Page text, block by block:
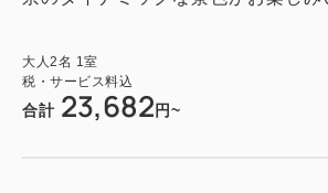
エグゼクティブツイン（喫
大人 2名 1 室
税・サービス料込
合計 23,682円~